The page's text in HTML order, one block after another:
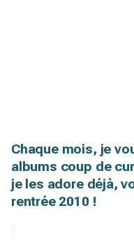
Chaque mois, je
albums coup de
je les adore déjà,
rentrée 2010 !